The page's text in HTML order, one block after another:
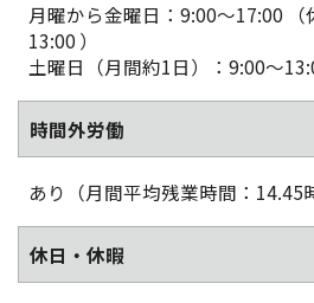
月曜から金曜日：9:00～17:00
13:00 ）
土曜日（月間約1日）：9:00～
時間外労働
あり（月間平均残業時間：14.45
休日・休暇